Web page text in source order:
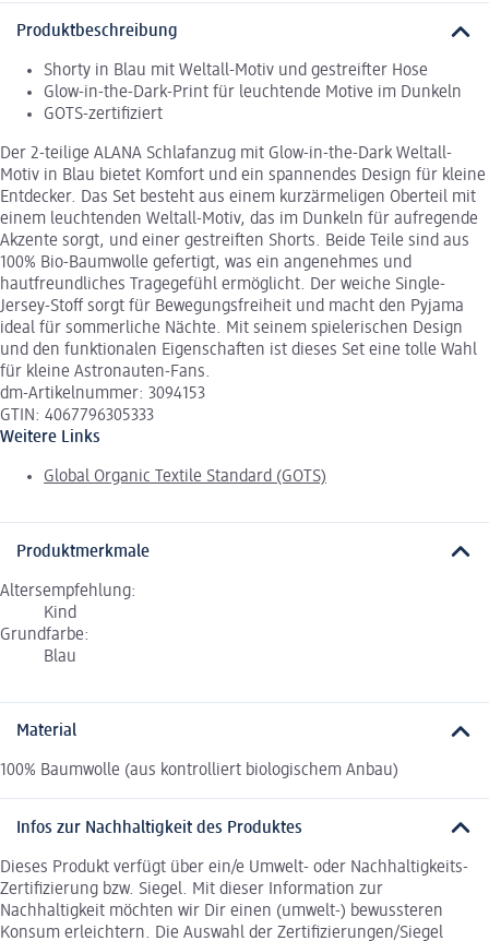
Produktbeschreibung
Shorty in Blau mit Weltall-Motiv und gestreifter Hose
Glow-in-the-Dark-Print für leuchtende Motive im Dunkeln
GOTS-zertifiziert
Der 2-teilige ALANA Schlafanzug mit Glow-in-the-Dark Weltall-
Motiv in Blau bietet Komfort und ein spannendes Design für kleine
Entdecker. Das Set besteht aus einem kurzärmeligen Oberteil mit
einem leuchtenden Weltall-Motiv, das im Dunkeln für aufregende
Akzente sorgt, und einer gestreiften Shorts. Beide Teile sind aus
100% Bio-Baumwolle gefertigt, was ein angenehmes und
hautfreundliches Tragegefühl ermöglicht. Der weiche Single-
Jersey-Stoff sorgt für Bewegungsfreiheit und macht den Pyjama
ideal für sommerliche Nächte. Mit seinem spielerischen Design
und den funktionalen Eigenschaften ist dieses Set eine tolle Wahl
für kleine Astronauten-Fans.
dm-Artikelnummer: 3094153
GTIN: 4067796305333
Weitere Links
Global Organic Textile Standard (GOTS)
Produktmerkmale
Altersempfehlung:
Kind
Grundfarbe:
Blau
Material
100% Baumwolle (aus kontrolliert biologischem Anbau)
Infos zur Nachhaltigkeit des Produktes
Dieses Produkt verfügt über ein/e Umwelt- oder Nachhaltigkeits-
Zertifizierung bzw. Siegel. Mit dieser Information zur
Nachhaltigkeit möchten wir Dir einen (umwelt-) bewussteren
Konsum erleichtern. Die Auswahl der Zertifizierungen/Siegel